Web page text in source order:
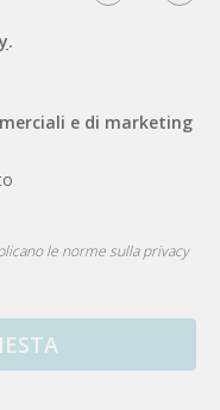
.
e di marketing
le norme sulla privacy